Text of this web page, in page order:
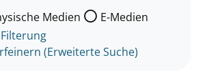
Medienart nach der Sie suchen wollen.
Medien
E-Medien
(Erweiterte Suche)